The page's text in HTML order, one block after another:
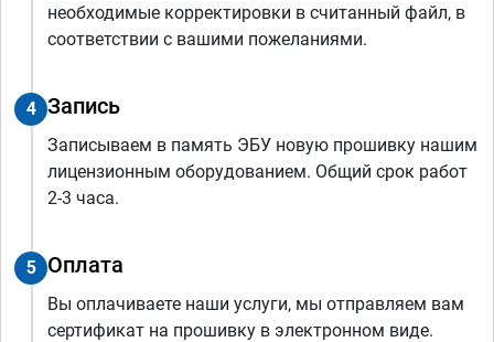
необходимые корректировки в считанный файл, в
соответствии с вашими пожеланиями.
4 Запись
Записываем в память ЭБУ новую прошивку нашим
лицензионным оборудованием. Общий срок работ
2-3 часа.
5 Оплата
Вы оплачиваете наши услуги, мы отправляем вам
сертификат на прошивку в электронном виде.